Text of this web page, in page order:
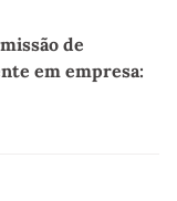
de
em empresa: